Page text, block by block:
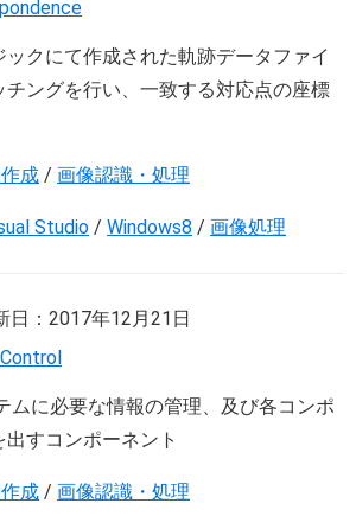
クにて作成された軌跡データファイ
チングを行い、一致する対応点の座標
成 / 画像認識・処理
Studio / Windows8 / 画像処理
日： 2017年12月21日
ムに必要な情報の管理、及び各コンポ
すコンポーネント
成 / 画像認識・処理